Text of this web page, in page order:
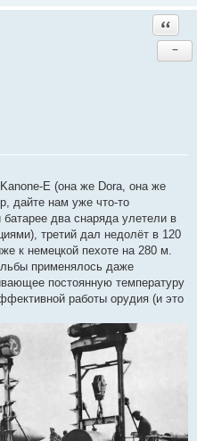
−
E (она же Dora, она же
дайте нам уже что-то
два снаряда улетели в
третий дал недолёт в 120
к немецкой пехоте на 280 м.
применялось даже
постоянную температуру
работы орудия (и это